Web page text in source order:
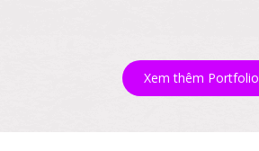
Xem thêm Portfolio